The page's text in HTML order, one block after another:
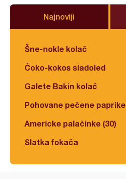
Najnoviji
Šne-nokle kolač
Čoko-kokos sladoled
Galete Bakin kolač
Pohovane pečene paprike
Americke palačinke (30)
Slatka fokača